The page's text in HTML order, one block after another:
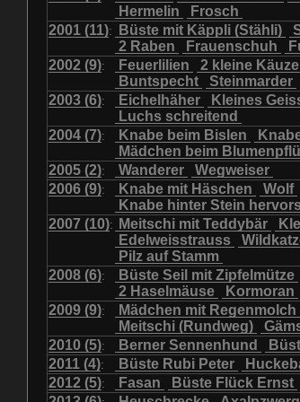
Uhu mit Jungen Waschbär
Hermelin
Frosch
2001 (11): Büste mit Käppli (Stähli)
2 Raben
Frauenschuh
2002 (9): Feuerlilien 2 kleine Käuze
Buntspecht
Steinmarder
2003 (6): Eichelhäher Kleines
Luchs schreitend
2004 (7): Knabe beim Bislen
Mädchen beim
2005 (2): Wanderer
Wegweiser
2006 (9): Knabe mit Häschen Wolf
Knabe hinter Stein
2007 (10): Meitschi mit Teddybär
Edelweisstrauss
Pilz auf Stamm
2008 (6): Büste Seil mit Zipfelmütze
2 Haselmäuse
Kormoran
2009 (9): Mädchen mit Regenmolch
Meitschi (Rundweg)
2010 (5): Berner Sennenhund
2011 (4): Büste Rubi Peter
2012 (5): Fasan Büste Flück Ernst